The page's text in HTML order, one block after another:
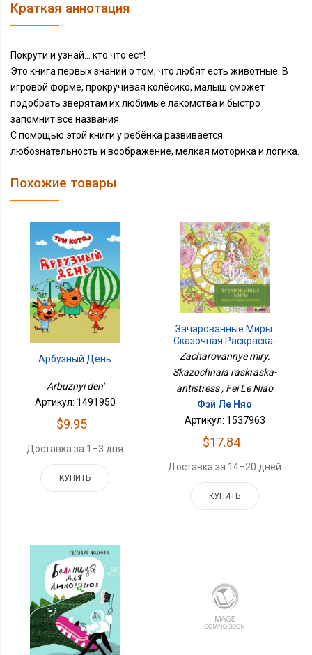
Краткая аннотация
Покрути и узнай... кто что ест!
Это книга первых знаний о том, что любят есть животные. В
игровой форме, прокручивая колёсико, малыш сможет
подобрать зверятам их любимые лакомства и быстро
запомнит все названия.
С помощью этой книги у ребёнка развивается
любознательность и воображение, мелкая моторика и логика.
Похожие товары
Арбузный День
Arbuznyi den'
Артикул: 1491950
$9.95
Доставка за 1–3 дня
КУПИТЬ
Зачарованные Миры.
Сказочная Раскраска-
Антистресс
Zacharovannye miry.
Skazochnaia raskraska-
antistress , Fei Le Niao
Фэй Ле Няо
Артикул: 1537963
$17.84
Доставка за 14–20 дней
КУПИТЬ